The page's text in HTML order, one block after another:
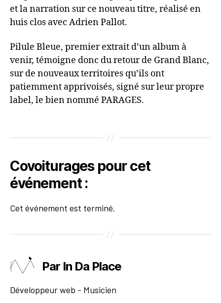
et la narration sur ce nouveau titre, réalisé en
huis clos avec Adrien Pallot.
Pilule Bleue, premier extrait d’un album à
venir, témoigne donc du retour de Grand Blanc,
sur de nouveaux territoires qu’ils ont
patiemment apprivoisés, signé sur leur propre
label, le bien nommé PARAGES.
Covoiturages pour cet
événement :
Cet événement est terminé.
Par In Da Place
Développeur web - Musicien